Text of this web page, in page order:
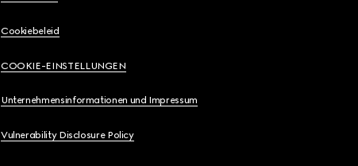
Cookiebeleid
COOKIE-EINSTELLUNGEN
Unternehmensinformationen und Impressum
Vulnerability Disclosure Policy